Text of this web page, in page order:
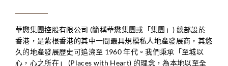
華懋集團控股有限公司 (簡稱華懋集團或「集團」) 總部設於
香港，是紮根香港的其中一間最具規模私人地產發展商，其悠
久的地產發展歷史可追溯至 1960 年代。我們秉承「至城以
心，心之所在」 (Places with Heart) 的理念，為本地以至全